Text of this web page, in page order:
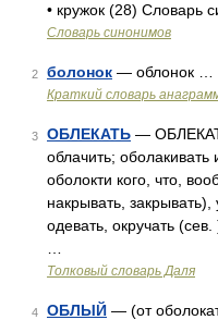
• кружок (28) Словарь
Словарь синонимов
2 болонок — облонок …
Краткий словарь
3 ОБЛЕКАТЬ —
облачить;
оболокти кого, что,
накрывать, закрывать),
одевать, окручать
Толковый словарь Даля
4 ОБЛЫЙ — (от